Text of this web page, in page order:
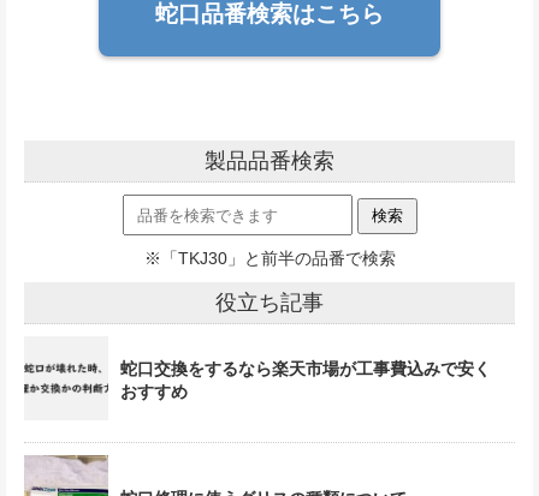
蛇口品番検索はこちら
製品品番検索
※「TKJ30」と前半の品番で検索
役立ち記事
蛇口交換をするなら楽天市場が工事費込みで安く
おすすめ